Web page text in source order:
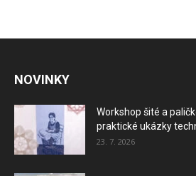
NOVINKY
Workshop šité a
praktické ukázky
23. 7. 2026